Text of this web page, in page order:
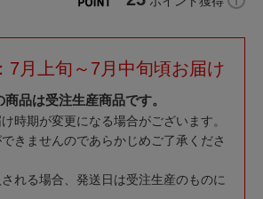
7月上旬～7月中旬頃お届け
商品は受注生産商品です。
時期が変更になる場合がございます。
きませんのであらかじめご了承くださ
れる場合、発送日は受注生産のものに